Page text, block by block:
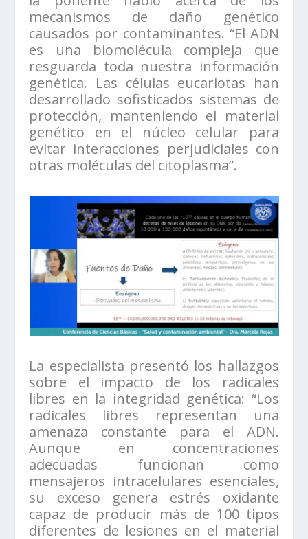
mecanismos de daño genético
causados por contaminantes. “El ADN
es una biomolécula compleja que
resguarda toda nuestra información
genética. Las células eucariotas han
desarrollado sofisticados sistemas de
protección, manteniendo el material
genético en el núcleo celular para
evitar interacciones perjudiciales con
otras moléculas del citoplasma”.
La especialista presentó los hallazgos
sobre el impacto de los radicales
libres en la integridad genética: “Los
radicales libres representan una
amenaza constante para el ADN.
Aunque en concentraciones
adecuadas funcionan como
mensajeros intracelulares esenciales,
su exceso genera estrés oxidante
capaz de producir más de 100 tipos
diferentes de lesiones en el material